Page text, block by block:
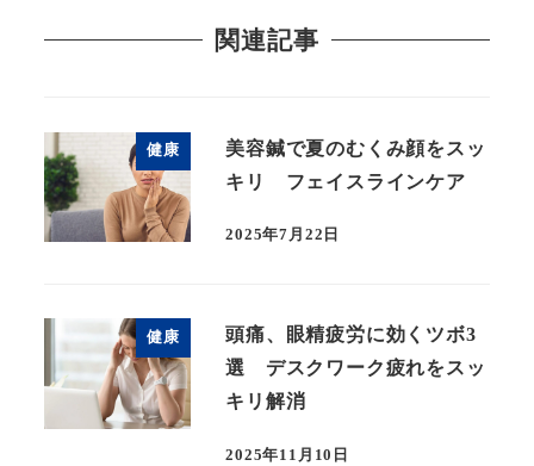
関連記事
健康
美容鍼で夏のむくみ顔をスッ
キリ フェイスラインケア
2025年7月22日
健康
頭痛、眼精疲労に効くツボ3
選 デスクワーク疲れをスッ
キリ解消
2025年11月10日